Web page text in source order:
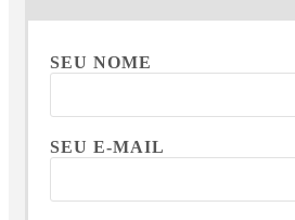
SEU NOME
SEU E-MAIL